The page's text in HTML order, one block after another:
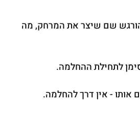
שם שיצר את המרחק, מה
לתחילת ההחלמה.
אותו - אין דרך להחלמה.